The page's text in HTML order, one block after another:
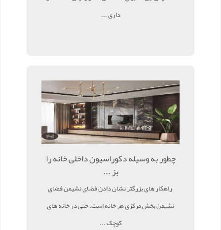
داری ...
چطور به وسیله دکوراسیون داخلی خانه را
بز ...
راهکار های بزرگتر نشان دادن فضای نشیمن فضای
نشیمن بخش مرکزی هر خانه است. حتی در خانه های
کوچک ...